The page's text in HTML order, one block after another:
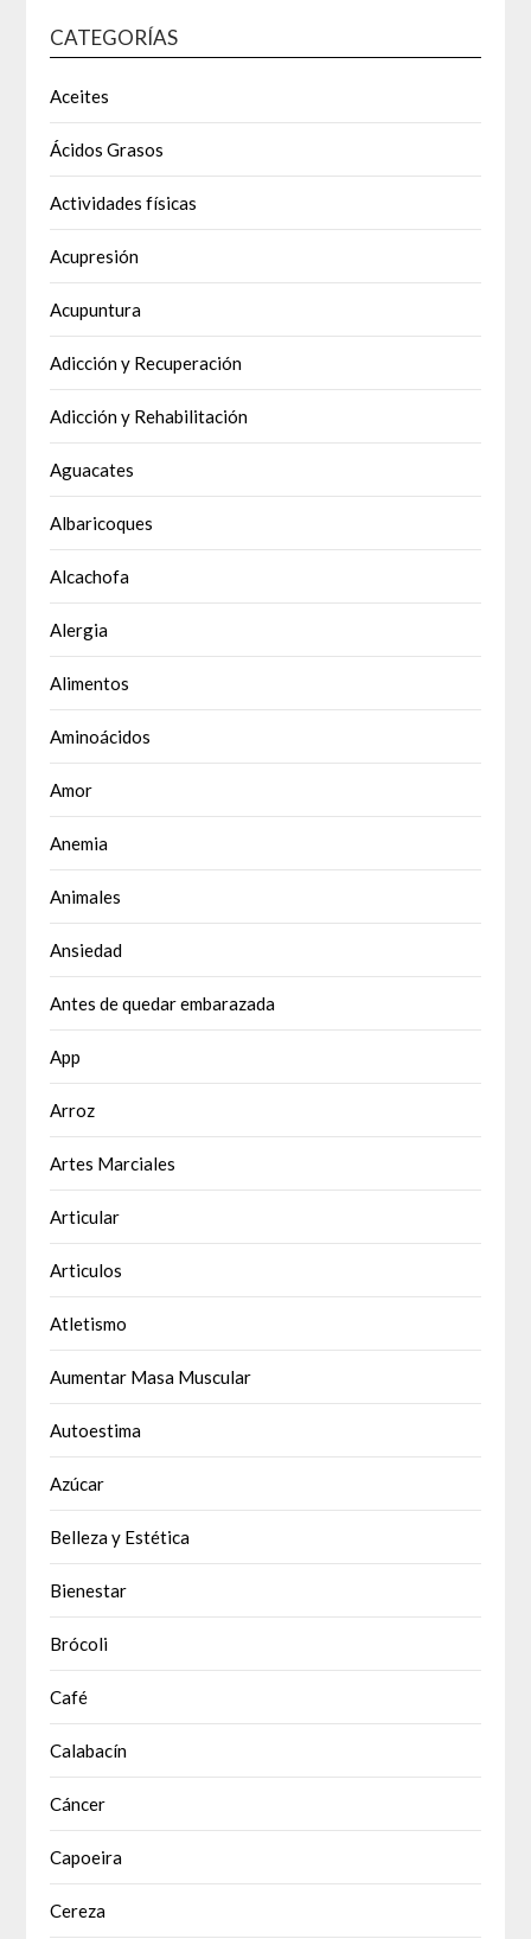
CATEGORÍAS
Aceites
Ácidos Grasos
Actividades físicas
Acupresión
Acupuntura
Adicción y Recuperación
Adicción y Rehabilitación
Aguacates
Albaricoques
Alcachofa
Alergia
Alimentos
Aminoácidos
Amor
Anemia
Animales
Ansiedad
Antes de quedar embarazada
App
Arroz
Artes Marciales
Articular
Articulos
Atletismo
Aumentar Masa Muscular
Autoestima
Azúcar
Belleza y Estética
Bienestar
Brócoli
Café
Calabacín
Cáncer
Capoeira
Cereza